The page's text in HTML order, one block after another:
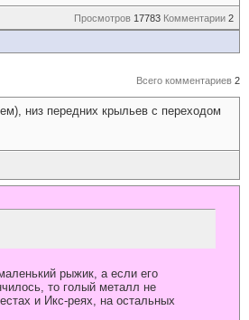
Просмотров 17783 Комментарии 2
Всего комментариев 2
низ передних крыльев с переходом
рыжик, а если его
то голый металл не
и Икс-реях, на остальных